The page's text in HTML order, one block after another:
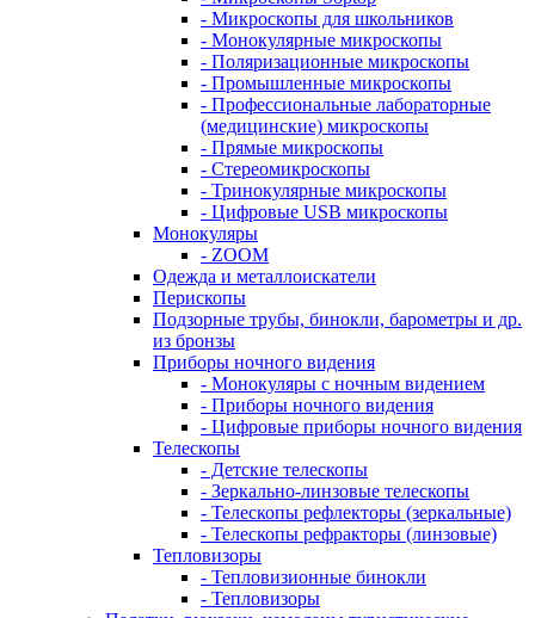
- Микроскопы для школьников
- Монокулярные микроскопы
- Поляризационные микроскопы
- Промышленные микроскопы
- Профессиональные лабораторные
(медицинские) микроскопы
- Прямые микроскопы
- Стереомикроскопы
- Тринокулярные микроскопы
- Цифровые USB микроскопы
Монокуляры
- ZOOM
Одежда и металлоискатели
Перископы
Подзорные трубы, бинокли, барометры и др.
из бронзы
Приборы ночного видения
- Монокуляры с ночным видением
- Приборы ночного видения
- Цифровые приборы ночного видения
Телескопы
- Детские телескопы
- Зеркально-линзовые телескопы
- Телескопы рефлекторы (зеркальные)
- Телескопы рефракторы (линзовые)
Тепловизоры
- Тепловизионные бинокли
- Тепловизоры